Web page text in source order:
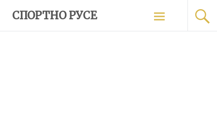
content
СПОРТНО РУСЕ